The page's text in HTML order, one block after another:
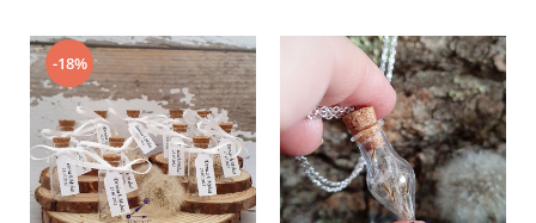
-18%